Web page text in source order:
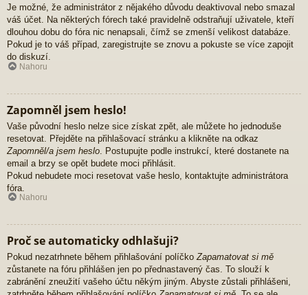
Je možné, že administrátor z nějakého důvodu deaktivoval nebo smazal
váš účet. Na některých fórech také pravidelně odstraňují uživatele, kteří
dlouhou dobu do fóra nic nenapsali, čímž se zmenší velikost databáze.
Pokud je to váš případ, zaregistrujte se znovu a pokuste se více zapojit
do diskuzí.
Nahoru
Zapomněl jsem heslo!
Vaše původní heslo nelze sice získat zpět, ale můžete ho jednoduše
resetovat. Přejděte na přihlašovací stránku a klikněte na odkaz
Zapomněl/a jsem heslo . Postupujte podle instrukcí, které dostanete na
email a brzy se opět budete moci přihlásit.
Pokud nebudete moci resetovat vaše heslo, kontaktujte administrátora
fóra.
Nahoru
Proč se automaticky odhlašuji?
Pokud nezatrhnete během přihlašování políčkoZapamatovat si mě
zůstanete na fóru přihlášen jen po přednastavený čas. To slouží k
zabránění zneužití vašeho účtu někým jiným. Abyste zůstali přihlášeni,